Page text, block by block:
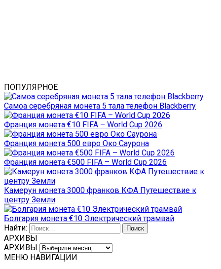
ПОПУЛЯРНОЕ
Самоа серебряная монета 5 тала телефон Blackberry
Франция монета €10 FIFA – World Cup 2026
Франция монета 500 евро Око Саурона
Франция монета €500 FIFA – World Cup 2026
Камерун монета 3000 франков КФА Путешествие к
центру Земли
Болгария монета €10 Электрический трамвай
Найти:
АРХИВЫ
АРХИВЫ
МЕНЮ НАВИГАЦИИ